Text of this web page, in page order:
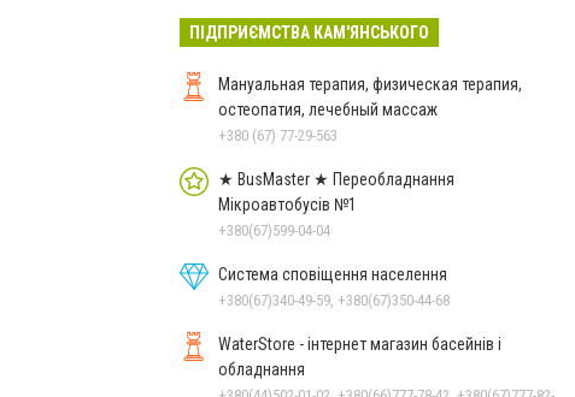
ПІДПРИЄМСТВА КАМ'ЯНСЬКОГО
Мануальная терапия, физическая терапия,
остеопатия, лечебный массаж
+380 (67) 77-29-563
★ BusMaster ★ Переобладнання
Мікроавтобусів №1
+380(67)599-04-04
Система сповіщення населення
+380(67)340-49-59, +380(67)350-44-68
WaterStore - інтернет магазин басейнів і
обладнання